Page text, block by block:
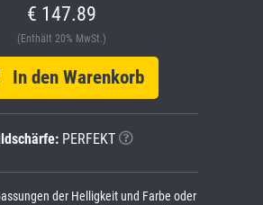
€ 147.89
(Enthält 20% MwSt.)
In den Warenkorb
PERFEKT
der Helligkeit und Farbe oder